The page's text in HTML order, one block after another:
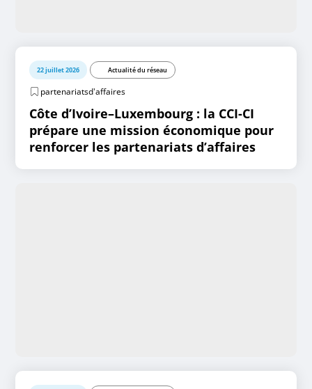
22 juillet 2026 Actualité du réseau
partenariatsd'affaires
Côte d’Ivoire–Luxembourg : la CCI-CI
prépare une mission économique pour
renforcer les partenariats d’affaires